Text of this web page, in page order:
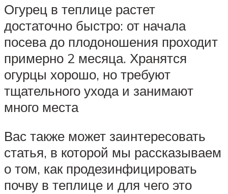
Огурец в теплице растет
достаточно быстро: от начала
посева до плодоношения проходит
примерно 2 месяца. Хранятся
огурцы хорошо, но требуют
тщательного ухода и занимают
много места
Вас также может заинтересовать
статья, в которой мы рассказываем
о том, как продезинфицировать
почву в теплице и для чего это